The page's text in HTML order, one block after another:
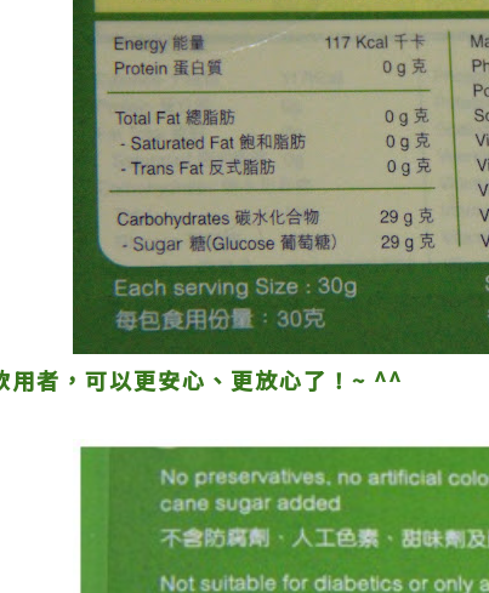
用者，可以更安心、更放心了！~ ^^